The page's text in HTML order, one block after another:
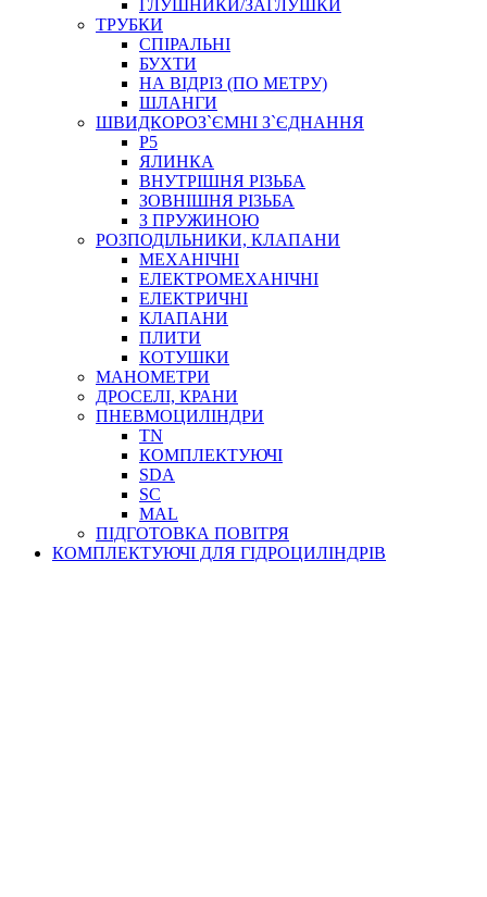
ГЛУШНИКИ/ЗАГЛУШКИ
ТРУБКИ
СПІРАЛЬНІ
БУХТИ
НА ВІДРІЗ (ПО МЕТРУ)
ШЛАНГИ
ШВИДКОРОЗ`ЄМНІ З`ЄДНАННЯ
P5
ЯЛИНКА
ВНУТРІШНЯ РІЗЬБА
ЗОВНІШНЯ РІЗЬБА
З ПРУЖИНОЮ
РОЗПОДІЛЬНИКИ, КЛАПАНИ
МЕХАНІЧНІ
ЕЛЕКТРОМЕХАНІЧНІ
ЕЛЕКТРИЧНІ
КЛАПАНИ
ПЛИТИ
КОТУШКИ
МАНОМЕТРИ
ДРОСЕЛІ, КРАНИ
ПНЕВМОЦИЛІНДРИ
TN
КОМПЛЕКТУЮЧІ
SDA
SC
MAL
ПІДГОТОВКА ПОВІТРЯ
КОМПЛЕКТУЮЧІ ДЛЯ ГІДРОЦИЛІНДРІВ